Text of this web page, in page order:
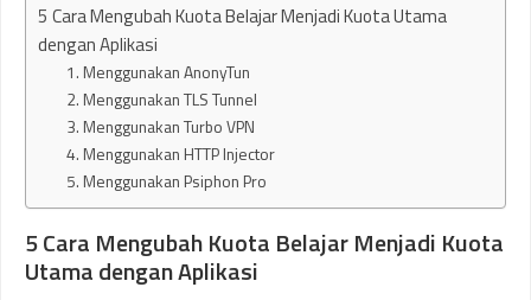
5 Cara Mengubah Kuota Belajar Menjadi Kuota Utama
dengan Aplikasi
1. Menggunakan AnonyTun
2. Menggunakan TLS Tunnel
3. Menggunakan Turbo VPN
4. Menggunakan HTTP Injector
5. Menggunakan Psiphon Pro
5 Cara Mengubah Kuota Belajar Menjadi Kuota
Utama dengan Aplikasi